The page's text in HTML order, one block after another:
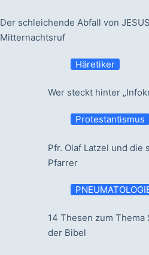
Der schleichende Abfall von
Mitternachtsruf
Häretiker
Wer steckt hinter
Protestantismus
Pfr. Olaf Latzel und die
Pfarrer
14 Thesen zum
der Bibel